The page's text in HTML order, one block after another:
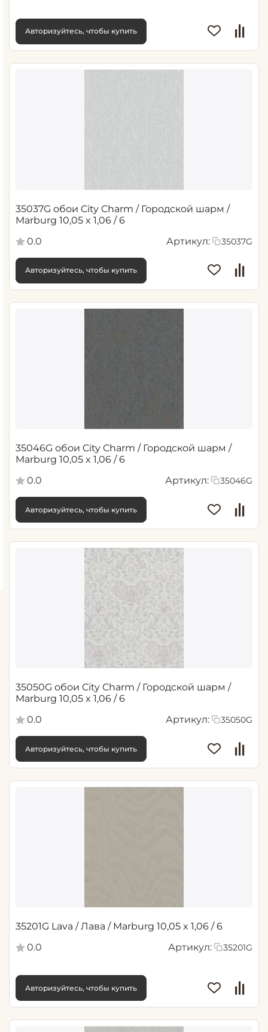
Авторизуйтесь, чтобы купить
35037G обои City Charm / Городской шарм /
Marburg 10,05 x 1,06 / 6
0.0
Артикул: 35037G
Авторизуйтесь, чтобы купить
35046G обои City Charm / Городской шарм /
Marburg 10,05 x 1,06 / 6
0.0
Артикул: 35046G
Авторизуйтесь, чтобы купить
35050G обои City Charm / Городской шарм /
Marburg 10,05 x 1,06 / 6
0.0
Артикул: 35050G
Авторизуйтесь, чтобы купить
35201G Lava / Лава / Marburg 10,05 x 1,06 / 6
0.0
Артикул: 35201G
Авторизуйтесь, чтобы купить